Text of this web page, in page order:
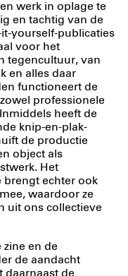
werk in oplage te
en tachtig van de
yourself-publicaties
voor het
tegencultuur, van
en alles daar
functioneert de
professionele
heeft de
knip-en-plak-
de productie
object als
Het
brengt echter ook
waardoor ze
uit ons collectieve
zine en de
de aandacht
daarnaast de